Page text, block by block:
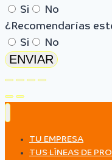
Si
No
¿Recomendarías
Si
No
ENVIAR
TU EMPRESA
TUS LÍNEAS DE